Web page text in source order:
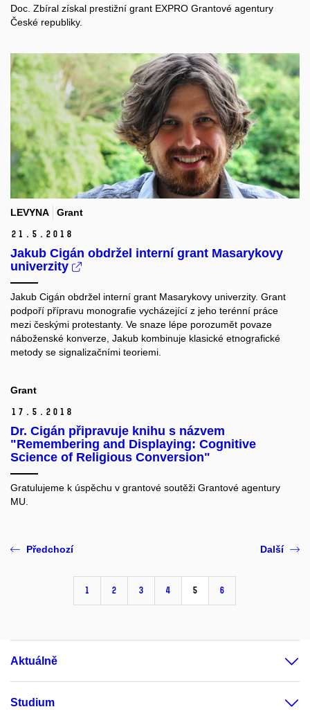
Doc. Zbíral získal prestižní grant EXPRO Grantové agentury
České republiky.
LEVYNA Grant
21. 5. 2018
Jakub Cigán obdržel interní grant Masarykovy
univerzity
Jakub Cigán obdržel interní grant Masarykovy univerzity. Grant
podpoří přípravu monografie vycházející z jeho terénní práce
mezi českými protestanty. Ve snaze lépe porozumět povaze
náboženské konverze, Jakub kombinuje klasické etnografické
metody se signalizačními teoriemi.
Grant
17. 5. 2018
Dr. Cigán připravuje knihu s názvem
"Remembering and Displaying: Cognitive
Science of Religious Conversion"
Gratulujeme k úspěchu v grantové soutěži Grantové agentury
MU.
Předchozí
1 2 3 4 5 6
Další
Aktuálně
Studium